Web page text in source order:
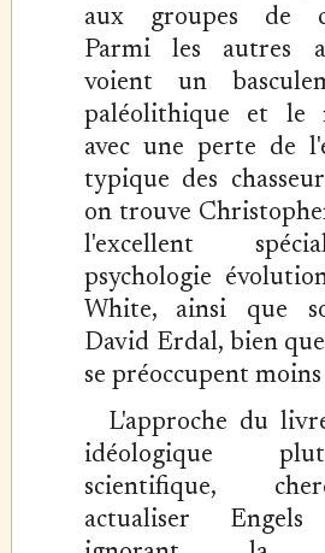
aux groupes de
Parmi les autres
voient un
paléolithique et le
avec une perte de
typique des
on trouve
l'excellent
psychologie
White, ainsi que
David Erdal, bien
se préoccupent
L'approche du
idéologique
scientifique,
actualiser